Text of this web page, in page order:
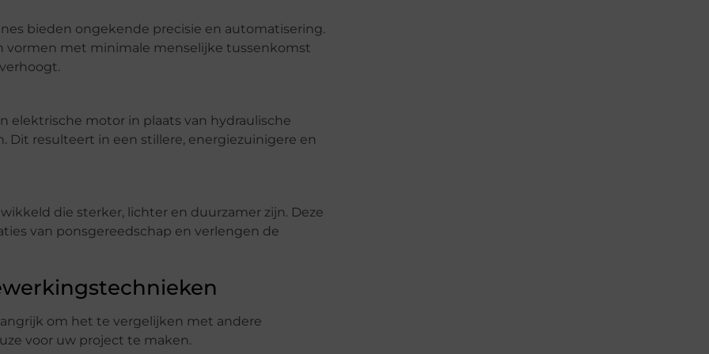
bieden ongekende precisie en automatisering.
vormen met minimale menselijke tussenkomst
elektrische motor in plaats van hydraulische
resulteert in een stillere, energiezuinigere en
die sterker, lichter en duurzamer zijn. Deze
van ponsgereedschap en verlengen de
om het te vergelijken met andere
voor uw project te maken.